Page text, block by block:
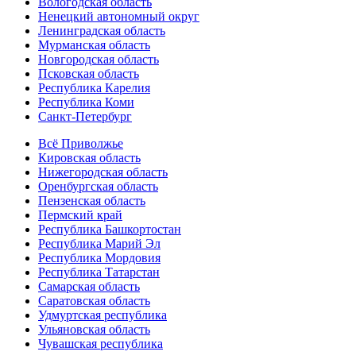
Ненецкий автономный округ
Ленинградская область
Мурманская область
Новгородская область
Псковская область
Республика Карелия
Республика Коми
Санкт-Петербург
Всё Приволжье
Кировская область
Нижегородская область
Оренбургская область
Пензенская область
Пермский край
Республика Башкортостан
Республика Марий Эл
Республика Мордовия
Республика Татарстан
Самарская область
Саратовская область
Удмуртская республика
Ульяновская область
Чувашская республика